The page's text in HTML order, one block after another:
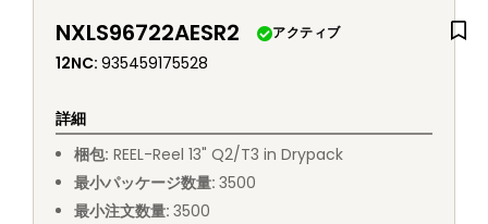
NXLS96722AESR2 アクティブ
12NC: 935459175528
詳細
梱包: REEL-Reel 13" Q2/T3 in Drypack
最小パッケージ数量: 3500
最小注文数量: 3500